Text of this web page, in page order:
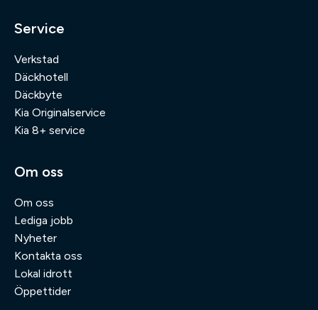
Service
Verkstad
Däckhotell
Däckbyte
Kia Originalservice
Kia 8+ service
Om oss
Om oss
Lediga jobb
Nyheter
Kontakta oss
Lokal idrott
Öppettider